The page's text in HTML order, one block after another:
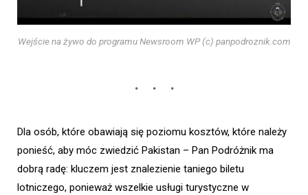
Wejście na żywo do programu Newsroom WP (c) panpodroznik.com
Dla osób, które obawiają się poziomu kosztów, które należy
ponieść, aby móc zwiedzić Pakistan – Pan Podróżnik ma
dobrą radę: kluczem jest znalezienie taniego biletu
lotniczego, ponieważ wszelkie usługi turystyczne w